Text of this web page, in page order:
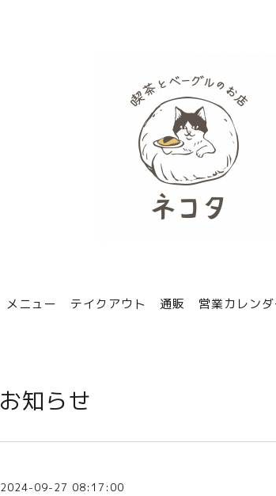
メニュー テイクアウト 通販 営業カレン
お知らせ
2024-09-27 08:17:00